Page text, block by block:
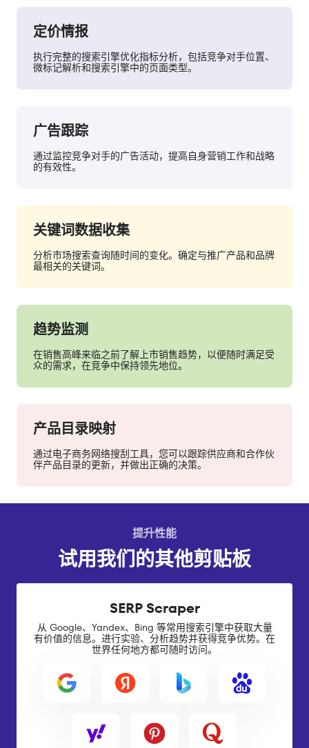
定价情报
执行完整的搜索引擎优化指标分析，包括竞争对手位置、
微标记解析和搜索引擎中的页面类型。
广告跟踪
通过监控竞争对手的广告活动，提高自身营销工作和战略
的有效性。
关键词数据收集
分析市场搜索查询随时间的变化。确定与推广产品和品牌
最相关的关键词。
趋势监测
在销售高峰来临之前了解上市销售趋势，以便随时满足受
众的需求，在竞争中保持领先地位。
产品目录映射
通过电子商务网络搜刮工具，您可以跟踪供应商和合作伙
伴产品目录的更新，并做出正确的决策。
提升性能
试用我们的其他剪贴板
SERP Scraper
从 Google、Yandex、Bing 等常用搜索引擎中获取大量
有价值的信息。进行实验、分析趋势并获得竞争优势。在
世界任何地方都可随时访问。